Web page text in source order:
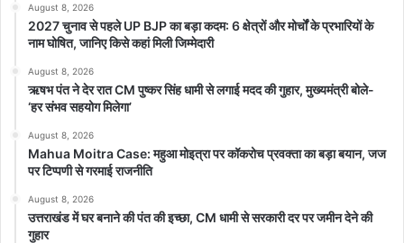
August 8, 2026
2027 चुनाव से पहले UP BJP का बड़ा कदम: 6 क्षेत्रों और मोर्चों के प्रभारियों के
नाम घोषित, जानिए किसे कहां मिली जिम्मेदारी
August 8, 2026
ऋषभ पंत ने देर रात CM पुष्कर सिंह धामी से लगाई मदद की गुहार, मुख्यमंत्री बोले-
‘हर संभव सहयोग मिलेगा’
August 8, 2026
Mahua Moitra Case: महुआ मोइत्रा पर कॉकरोच प्रवक्ता का बड़ा बयान, जज
पर टिप्पणी से गरमाई राजनीति
August 8, 2026
उत्तराखंड में घर बनाने की पंत की इच्छा, CM धामी से सरकारी दर पर जमीन देने की
गुहार